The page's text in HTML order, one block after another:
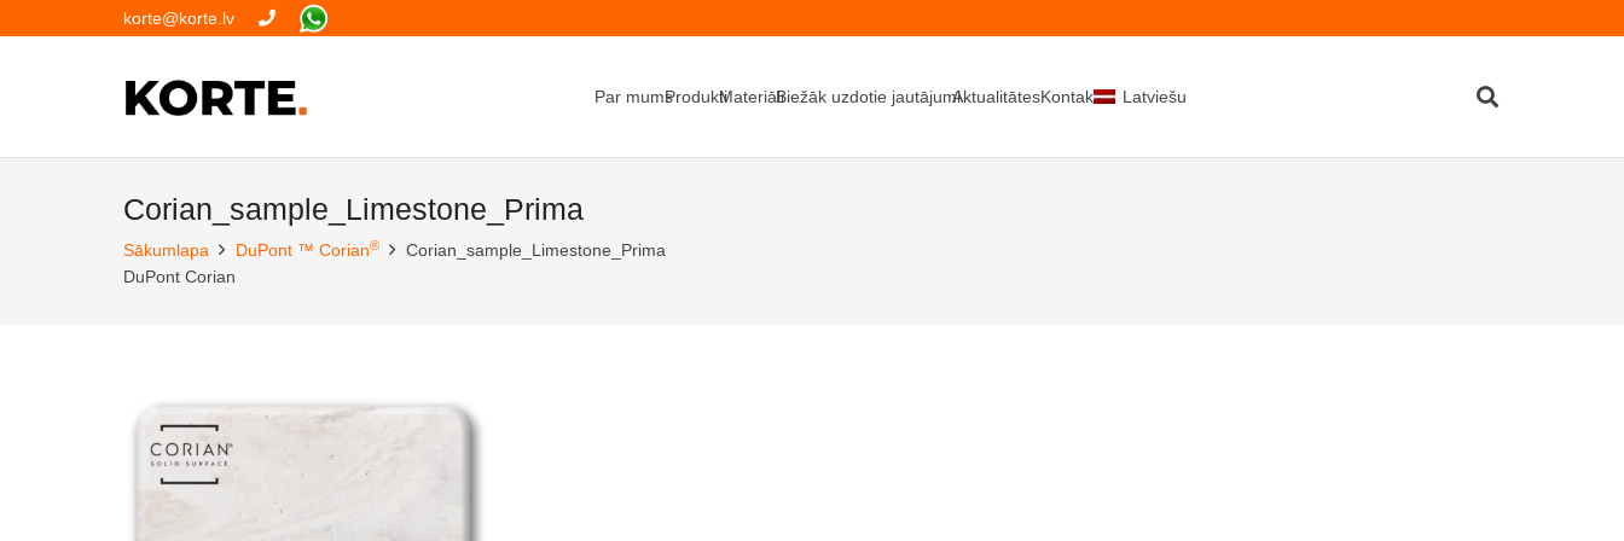
korte@korte.lv
Par mumsProduktiMateriāliBiežāk uzdotie jautājumiAktualitātesKontakti Latviešu
Corian_sample_Limestone_Prima
Sākumlapa DuPont ™ Corian®
Corian_sample_Limestone_Prima
DuPont Corian